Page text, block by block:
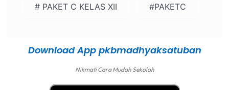
# PAKET C KELAS XII #PAKETC
Download App pkbmadhyaksatuban
Nikmati Cara Mudah Sekolah